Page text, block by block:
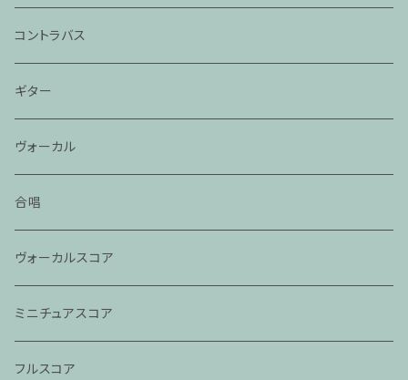
コントラバス
ギター
ヴォーカル
合唱
ヴォーカルスコア
ミニチュアスコア
フルスコア